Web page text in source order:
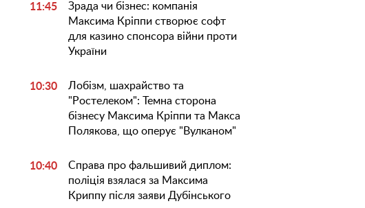
11:45
Зрада чи бізнес: компанія
Максима Кріппи створює софт
для казино спонсора війни проти
України
10:30
Лобізм, шахрайство та
"Ростелеком": Темна сторона
бізнесу Максима Кріппи та Макса
Полякова, що оперує "Вулканом"
10:40
Справа про фальшивий диплом:
поліція взялася за Максима
Криппу після заяви Дубінського